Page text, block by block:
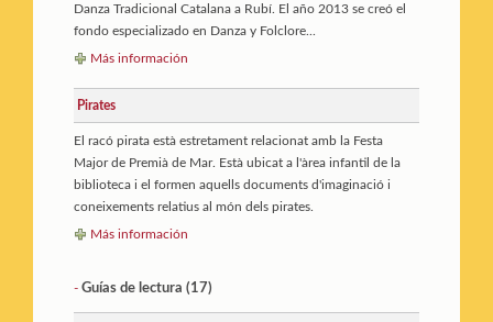
Danza Tradicional Catalana a Rubí. El año 2013 se creó el
fondo especializado en Danza y Folclore...
Más información
Pirates
El racó pirata està estretament relacionat amb la Festa
Major de Premià de Mar. Està ubicat a l'àrea infantil de la
biblioteca i el formen aquells documents d'imaginació i
coneixements relatius al món dels pirates.
Más información
- Guías de lectura (17)